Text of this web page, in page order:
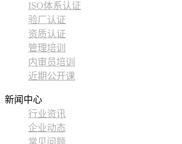
ISO体系认证
验厂认证
资质认证
管理培训
内审员培训
近期公开课
新闻中心
行业资讯
企业动态